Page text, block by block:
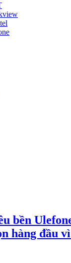
bền
hàng đầu